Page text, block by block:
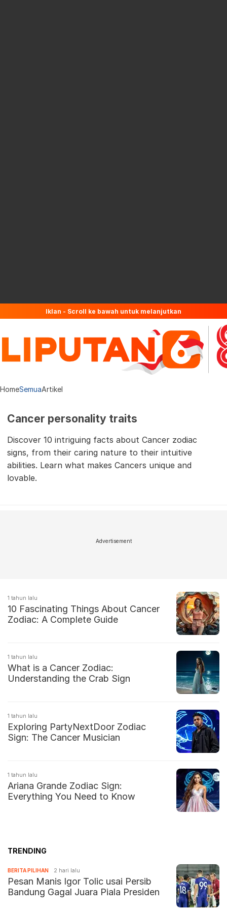
Iklan - Scroll ke bawah untuk melanjutkan
HomeSemuaArtikel
Cancer personality traits
Discover 10 intriguing facts about Cancer zodiac
signs, from their caring nature to their intuitive
abilities. Learn what makes Cancers unique and
lovable.
Advertisement
1 tahun lalu
10 Fascinating Things About Cancer
Zodiac: A Complete Guide
1 tahun lalu
What is a Cancer Zodiac:
Understanding the Crab Sign
1 tahun lalu
Exploring PartyNextDoor Zodiac
Sign: The Cancer Musician
1 tahun lalu
Ariana Grande Zodiac Sign:
Everything You Need to Know
TRENDING
BERITA PILIHAN 2 hari lalu
Pesan Manis Igor Tolic usai Persib
Bandung Gagal Juara Piala Presiden